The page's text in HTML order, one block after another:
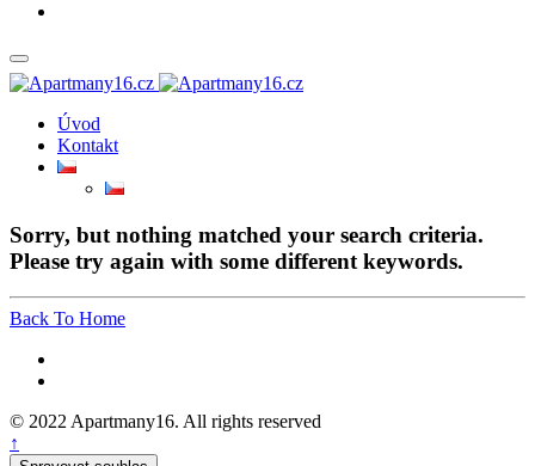
Úvod
Kontakt
Sorry, but nothing matched your search criteria.
Please try again with some different keywords.
Back To Home
© 2022 Apartmany16. All rights reserved
↑